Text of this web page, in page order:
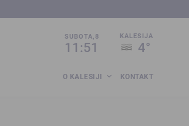
SUBOTA,8
11:51
KALESIJA
4°
O KALESIJI KONTAKT